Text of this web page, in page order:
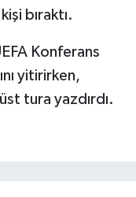
bıraktı.
Konferans
yitirirken,
tura yazdırdı.